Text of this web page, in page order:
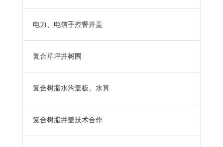
电力、电信手控窨井盖
复合草坪井树围
复合树脂水沟盖板、水箅
复合树脂井盖技术合作